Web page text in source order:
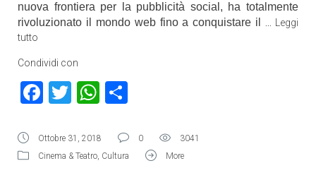
nuova frontiera per la pubblicità social, ha totalmente
rivoluzionato il mondo web fino a conquistare il
Leggi
tutto
Condividi con
Facebook
TwitterWhatsApp
Ottobre 31, 2018 0
3041
Cinema & Teatro, Cultura More